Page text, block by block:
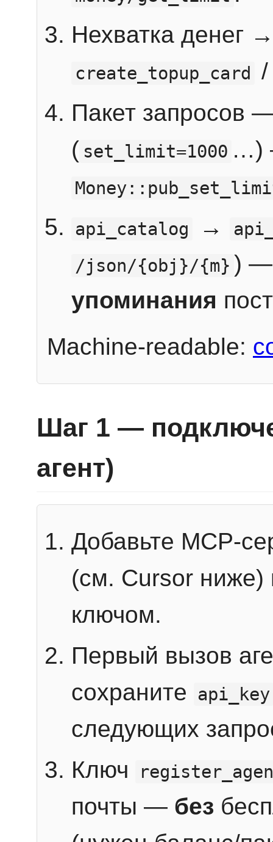
Нехватка денег
create_topup_card
Пакет запросов
( set_limit=1000 …)
api_catalog
→
/json/{obj}/{m} ) —
упоминания
Machine-readable:
Шаг 1 —
агент)
Добавьте MCP-
(см. Cursor ниже)
ключом.
Первый вызов
сохраните
api_key
следующих
Ключ
почты — без